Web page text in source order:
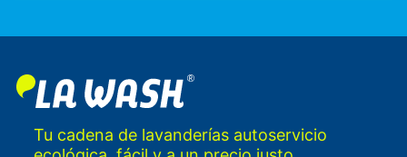
Tu cadena de lavanderías autoservicio